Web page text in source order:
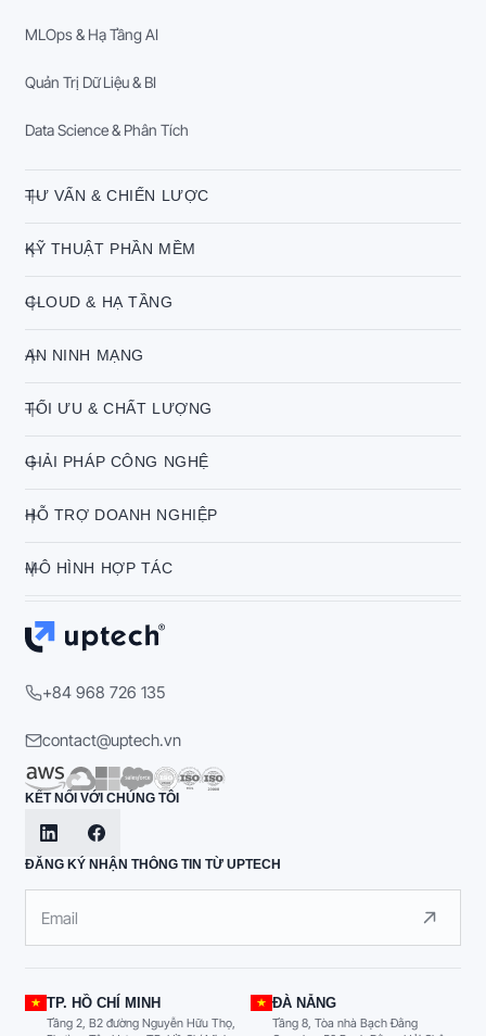
MLOps & Hạ Tầng AI
Quản Trị Dữ Liệu & BI
Data Science & Phân Tích
TƯ VẤN & CHIẾN LƯỢC
KỸ THUẬT PHẦN MỀM
CLOUD & HẠ TẦNG
AN NINH MẠNG
TỐI ƯU & CHẤT LƯỢNG
GIẢI PHÁP CÔNG NGHỆ
HỖ TRỢ DOANH NGHIỆP
MÔ HÌNH HỢP TÁC
+84 968 726 135
contact@uptech.vn
KẾT NỐI VỚI CHÚNG TÔI
ĐĂNG KÝ NHẬN THÔNG TIN TỪ UPTECH
TP. HỒ CHÍ MINH
Tầng 2, B2 đường Nguyễn Hữu Thọ,
ĐÀ NẴNG
Tầng 8, Tòa nhà Bạch Đằng